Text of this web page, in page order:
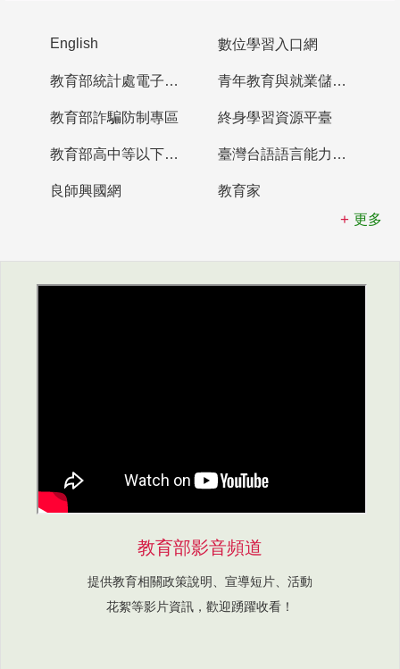
English 數位學習入口網
教育部統計處電子書櫃 青年教育與就業儲蓄帳戶
教育部詐騙防制專區 終身學習資源平臺
教育部高中等以下學校及幼兒園教師資格檢定考試 臺灣台語語言能力認證網站
良師興國網
教育家
更多
教育部影音頻道
提供教育相關政策說明、宣導短片、活動
花絮等影片資訊，歡迎踴躍收看！